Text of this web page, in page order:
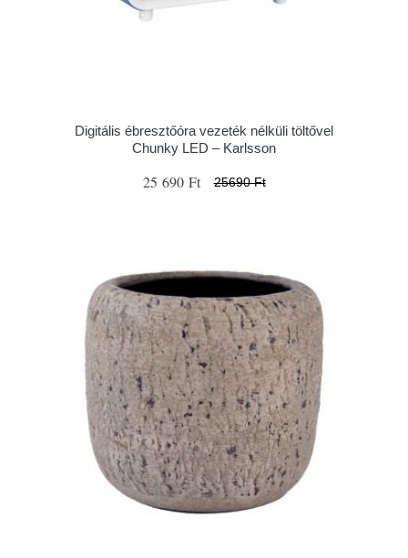
Digitális ébresztőóra vezeték nélküli töltővel
Chunky LED – Karlsson
25 690 Ft 25690 Ft